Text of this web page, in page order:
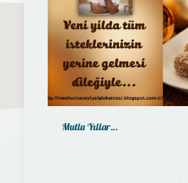
Mutlu Yıllar…